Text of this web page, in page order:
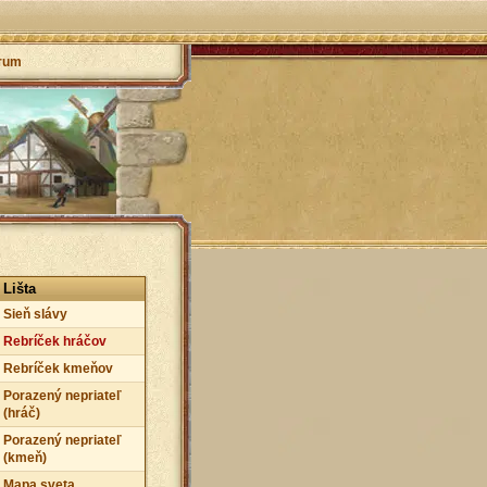
Lišta
Sieň slávy
Rebríček hráčov
Rebríček kmeňov
Porazený nepriateľ
(hráč)
Porazený nepriateľ
(kmeň)